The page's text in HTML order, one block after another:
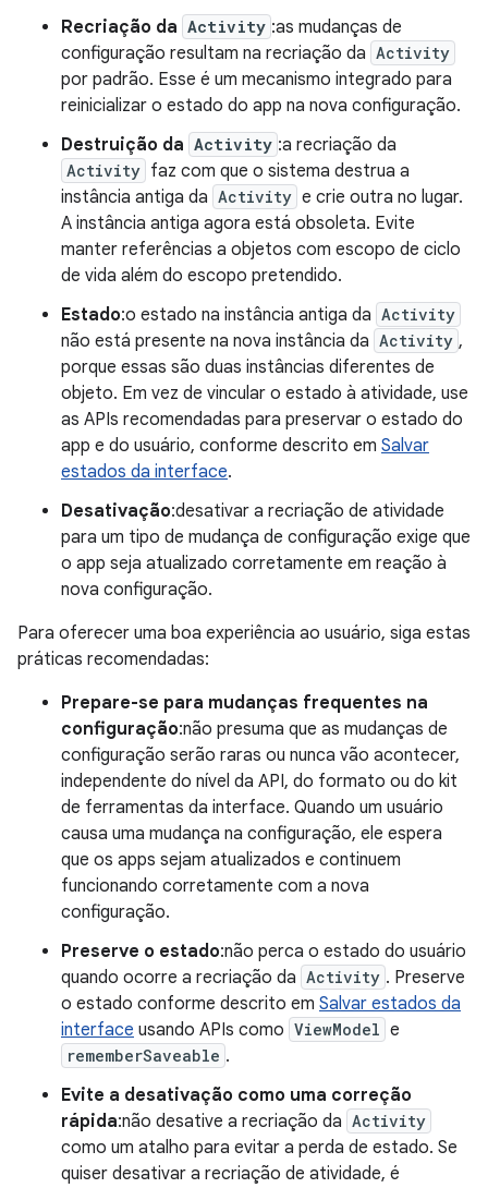
Recriação da Activity :as mudanças de
configuração resultam na recriação da Activity
por padrão. Esse é um mecanismo integrado para
reinicializar o estado do app na nova configuração.
Destruição da Activity :a recriação da
Activity faz com que o sistema destrua a
instância antiga da Activity e crie outra no lugar.
A instância antiga agora está obsoleta. Evite
manter referências a objetos com escopo de ciclo
de vida além do escopo pretendido.
Estado:o estado na instância antiga da Activity
não está presente na nova instância da Activity ,
porque essas são duas instâncias diferentes de
objeto. Em vez de vincular o estado à atividade, use
as APIs recomendadas para preservar o estado do
app e do usuário, conforme descrito em Salvar
estados da interface.
Desativação:desativar a recriação de atividade
para um tipo de mudança de configuração exige que
o app seja atualizado corretamente em reação à
nova configuração.
Para oferecer uma boa experiência ao usuário, siga estas
práticas recomendadas:
Prepare-se para mudanças frequentes na
configuração:não presuma que as mudanças de
configuração serão raras ou nunca vão acontecer,
independente do nível da API, do formato ou do kit
de ferramentas da interface. Quando um usuário
causa uma mudança na configuração, ele espera
que os apps sejam atualizados e continuem
funcionando corretamente com a nova
configuração.
Preserve o estado:não perca o estado do usuário
quando ocorre a recriação da Activity . Preserve
o estado conforme descrito em Salvar estados da
interface usando APIs como ViewModel e
rememberSaveable .
Evite a desativação como uma correção
rápida:não desative a recriação da Activity
como um atalho para evitar a perda de estado. Se
quiser desativar a recriação de atividade, é